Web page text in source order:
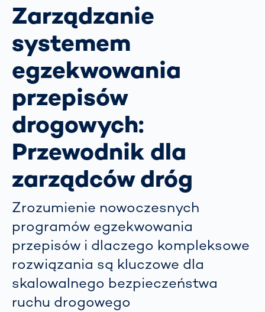
Zarządzanie
systemem
egzekwowania
przepisów
drogowych:
Przewodnik dla
zarządców dróg
Zrozumienie nowoczesnych
programów egzekwowania
przepisów i dlaczego kompleksowe
rozwiązania są kluczowe dla
skalowalnego bezpieczeństwa
ruchu drogowego